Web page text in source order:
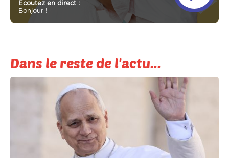
Ecoutez en direct :
Bonjour !
Dans le reste de l'actu...